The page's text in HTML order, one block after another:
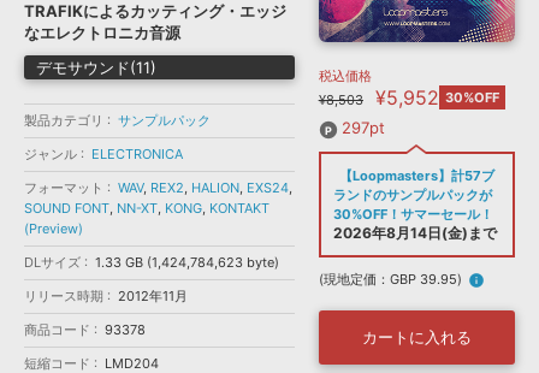
サンプルパック »
ソフトウェア／ツール »
DAW »
効果音 »
BGM »
特集 »
ニュースレター »
SONICWIREブログ »
製品サポート情報 »
DTMガイド »
FAQ »
お問い合わせ »
音楽カード
楽曲配信流通 サービス
無償のサウンド管理ソフト
次世代型 ボーカル・エディタ
SONOCA
ソフト音源 プラグイン・エフェクト
ソフトウェア／ツール 効果音
フォーマット
ランキング
TRAFIKによるカッティング・エッジ
なエレクトロニカ音源
デモサウンド(11)
製品カテゴリ
サンプルパック
ジャンル
ELECTRONICA
フォーマット
WAV, REX2, HALION, EXS24,
SOUND FONT, NN-XT, KONG, KONTAKT
(Preview)
DLサイズ
1.33 GB (1,424,784,623 byte)
リリース時期
2012年11月
商品コード
93378
短縮コード
LMD204
税込価格
¥8,503
¥5,952 30%OFF
297pt
【Loopmasters】計57ブ
ランドのサンプルパックが
30%OFF！サマーセール！
2026年8月14日(金)まで
(現地定価：GBP 39.95) info
カートに入れる